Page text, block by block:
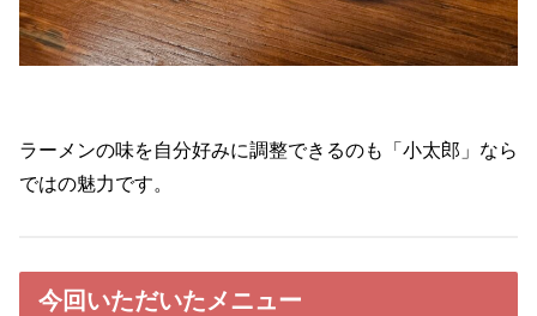
ラーメンの味を自分好みに調整できるのも「小太郎」なら
ではの魅力です。
今回いただいたメニュー